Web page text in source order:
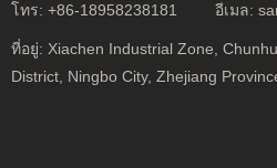
โทร: +86-18958238181 อีเมล:
ที่อยู่: Xiachen Industrial Zone,
District, Ningbo City, Zhejiang